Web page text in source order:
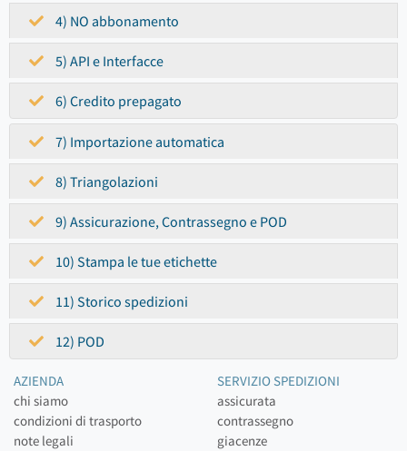
4) NO abbonamento
5) API e Interfacce
6) Credito prepagato
7) Importazione automatica
8) Triangolazioni
9) Assicurazione, Contrassegno e POD
10) Stampa le tue etichette
11) Storico spedizioni
12) POD
AZIENDA
chi siamo
condizioni di trasporto
note legali
SERVIZIO SPEDIZIONI
assicurata
contrassegno
giacenze